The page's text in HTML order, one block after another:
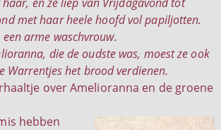
met haar heele hoofd vol papiljotten.
arme waschvrouw.
die de oudste was, moest ze ook
Warrentjes het brood verdienen.
over Amelioranna en de groene
hebben